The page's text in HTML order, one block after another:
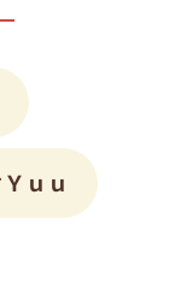
Ｙｕｕ